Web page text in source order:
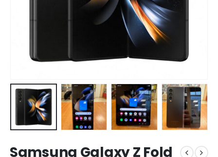
Samsung Galaxy Z Fold